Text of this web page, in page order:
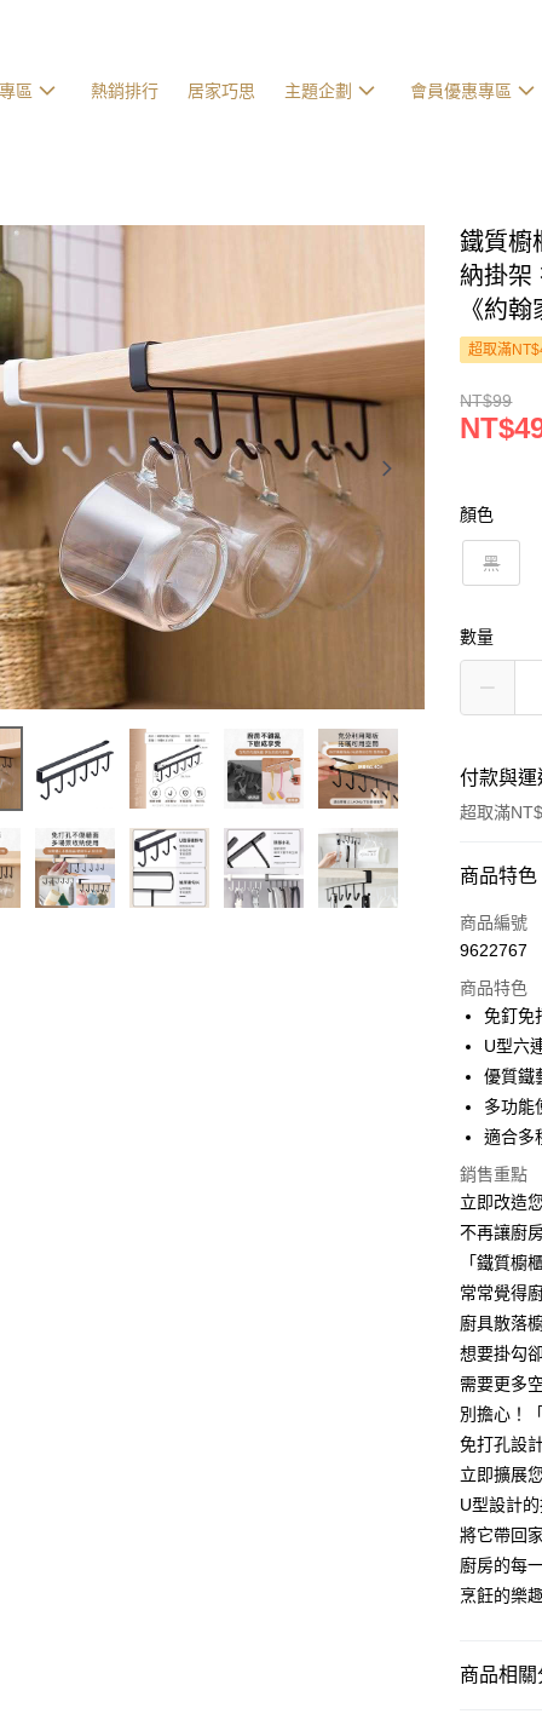
區 熱銷排行 居家巧思 主題企劃 會員優惠專區
鐵質櫥
納掛架
《約
超取滿
NT$99
顏色
黑
數量
付款與運
超取滿
付款方式
信用卡一次
LINE Pay
Apple Pay
街口支付
悠遊付
AFTEE先
相關說明
【關於「
AFTEE先
便利好安
１．簡單
２．便利
３．安心
【「
１．於結
付」結帳
２．訂單
３．收到
／ATM／
※ 請注意
絡購買商
先享後付
※ 交易是
【注意事
ATM付款
運送方式
全家取貨
每筆
7-11取貨付
7-11取貨(
每筆
商品特色
商品編號
9622767
商品特色
免釘免
U型六
優質鐵
多功能
適合多
銷售重點
立即改造
不再讓廚
「鐵質櫥
常常覺得
廚具散落
想要掛勾
需要更多
別擔心！
免打孔設
立即擴展
U型設計
將它帶回
廚房的每
烹飪的樂
商品相關